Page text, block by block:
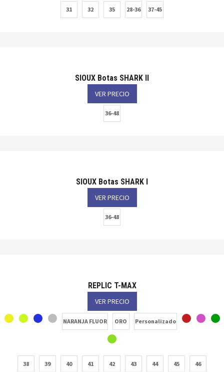
31 32 35 28-36 37-45
SIOUX Botas SHARK II
VER PRECIO
36-48
SIOUX Botas SHARK I
VER PRECIO
36-48
REPLIC T-MAX
VER PRECIO
NARANJA FLUOR ORO Personalizado
38 39 40 41 42 43 44 45 46